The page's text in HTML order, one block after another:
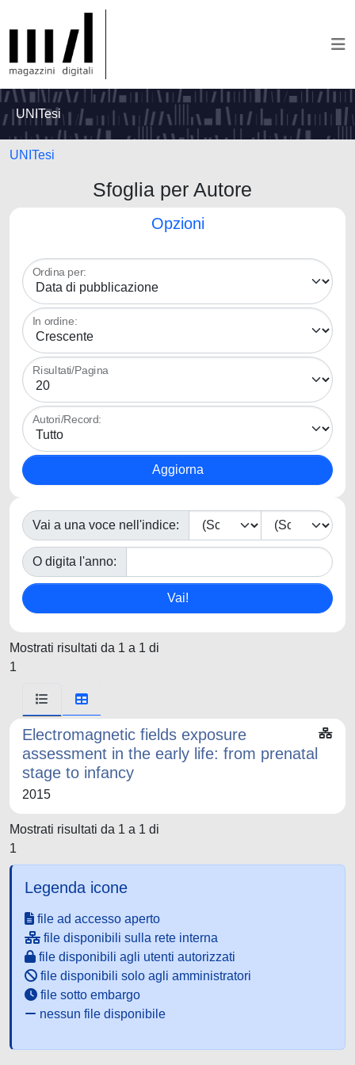
UNITesi
UNITesi
Sfoglia per Autore
Opzioni
Ordina per:
In ordine:
Risultati/Pagina
Autori/Record:
Vai a una voce nell'indice:
O digita l'anno:
Mostrati risultati da 1 a 1 di
1
Electromagnetic fields exposure
assessment in the early life: from prenatal
stage to infancy
2015
Mostrati risultati da 1 a 1 di
1
Legenda icone
file ad accesso aperto
file disponibili sulla rete interna
file disponibili agli utenti autorizzati
file disponibili solo agli amministratori
file sotto embargo
nessun file disponibile